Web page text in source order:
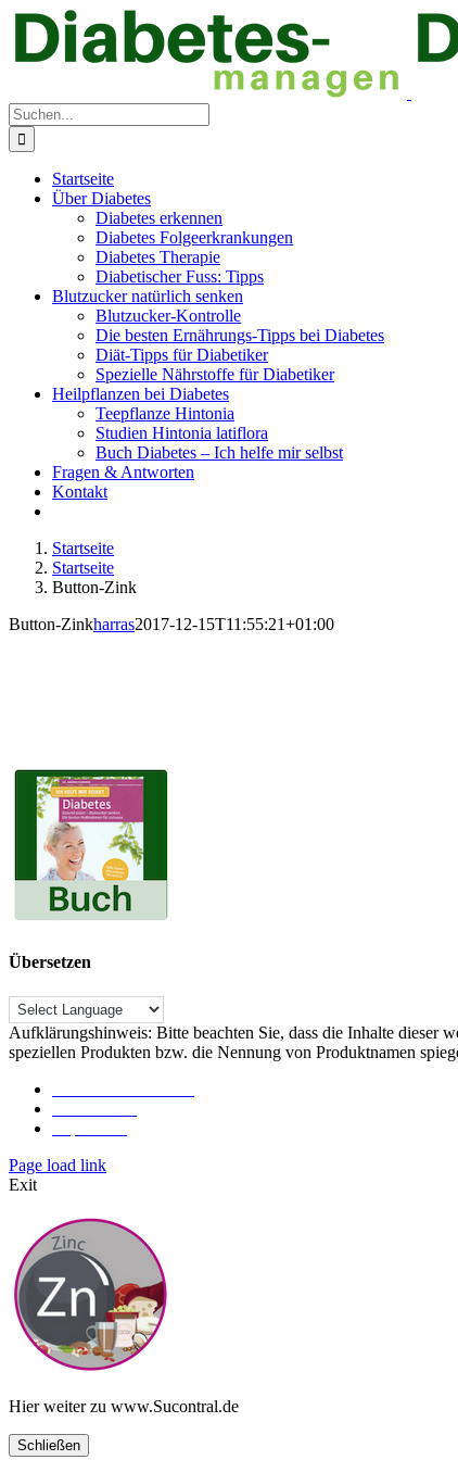
Zum
Inhalt
springen
Suche
nach:
Startseite
Über Diabetes
Diabetes erkennen
Diabetes Folgeerkrankungen
Diabetes Therapie
Diabetischer Fuss: Tipps
Blutzucker natürlich senken
Blutzucker-Kontrolle
Die besten Ernährungs-Tipps bei Diabetes
Diät-Tipps für Diabetiker
Spezielle Nährstoffe für Diabetiker
Heilpflanzen bei Diabetes
Teepflanze Hintonia
Studien Hintonia latiflora
Buch Diabetes – Ich helfe mir selbst
Fragen & Antworten
Kontakt
Startseite
Startseite
Button-Zink
Button-Zinkharras2017-12-15T11:55:21+01:00
Übersetzen
Aufklärungshinweis: Bitte beachten Sie, dass die Inhalte dieser
speziellen Produkten bzw. die Nennung von Produktnamen
Toggle
Sliding
Page load link
Exit
Hier weiter zu www.Sucontral.de
Schließen